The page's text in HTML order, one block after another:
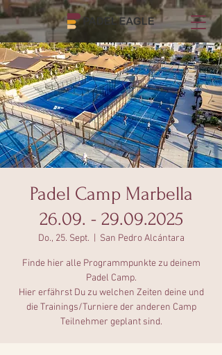
Padel Camp Marbella
26.09. - 29.09.2025
Do., 25. Sept. San Pedro Alcántara
Finde hier alle Programmpunkte zu deinem
Padel Camp.
Hier erfährst Du zu welchen Zeiten deine und
die Trainings/Turniere der anderen Camp
Teilnehmer geplant sind.